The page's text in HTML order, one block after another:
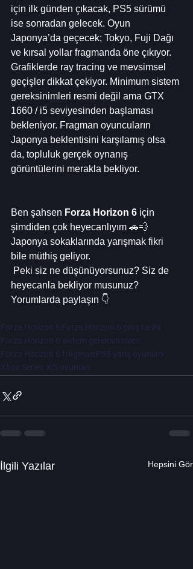
için ilk günden çıkacak, PS5 sürümü
ise sonradan gelecek. Oyun
Japonya’da geçecek; Tokyo, Fuji Dağı
ve kırsal yollar fragmanda öne çıkıyor.
Grafiklerde ray tracing ve mevsimsel
geçişler dikkat çekiyor. Minimum sistem
gereksinimleri resmi değil ama GTX
1660 / i5 seviyesinden başlaması
bekleniyor. Fragman oyuncuların
Japonya beklentisini karşılamış olsa
da, topluluk gerçek oynanış
görüntülerini merakla bekliyor.
Ben şahsen Forza Horizon 6 için
şimdiden çok heyecanlıyım 🚗💨
Japonya sokaklarında yarışmak fikri
bile müthiş geliyor.
heyecanla bekliyor musunuz?
Yorumlarda paylaşın 👇
Forza Horizon 6 Forza Horizon 6 çıkış tarihi
Forza Horizon 6 sistem gereksinimleri
Forza Horizon 6 fragman PS5 yarış oyunları
Xbox Series X|S oyunları
İlgili Yazılar Hepsini Gör